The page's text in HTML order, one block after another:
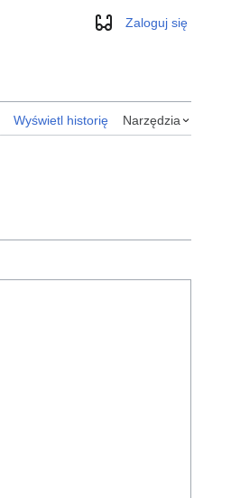
WyglądZaloguj się
Wyświetl historię Narzędzia